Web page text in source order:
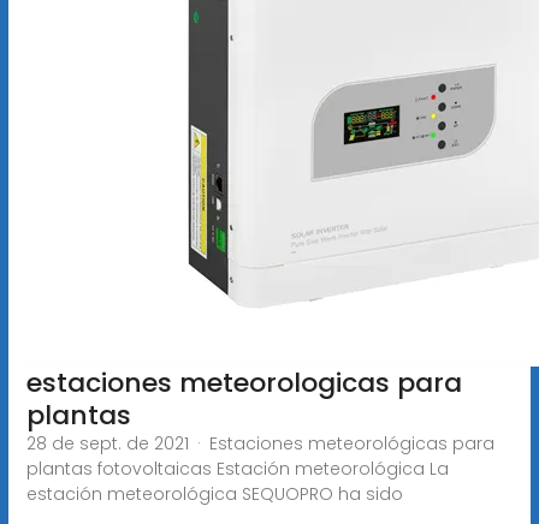
estaciones meteorologicas para
plantas
28 de sept. de 2021 · Estaciones meteorológicas para
plantas fotovoltaicas Estación meteorológica La
estación meteorológica SEQUOPRO ha sido